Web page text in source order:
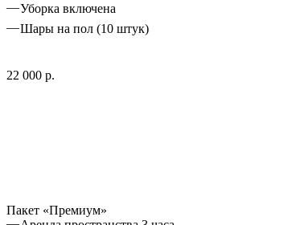
Уборка включена
Шары на пол (10 штук)
22 000 р.
Пакет «Премиум»